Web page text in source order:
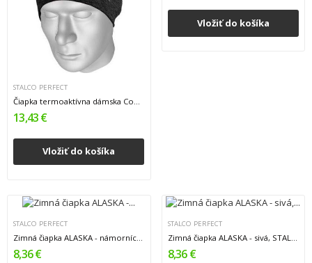
STALCO PERFECT
Čiapka termoaktívna dámska Coopter - čierna,...
13,43 €
Vložiť do košíka
Vložiť do košíka
STALCO PERFECT
Zimná čiapka ALASKA - námornícka modrá, STALCO...
8,36 €
STALCO PERFECT
Zimná čiapka ALASKA - sivá, STALCO PERFECT
8,36 €